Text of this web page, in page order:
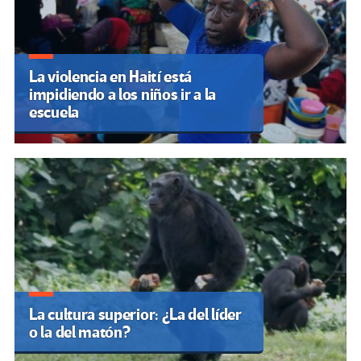
La violencia en Haití está
impidiendo a los niños ir a la
escuela
La cultura superior: ¿La del líder
o la del matón?